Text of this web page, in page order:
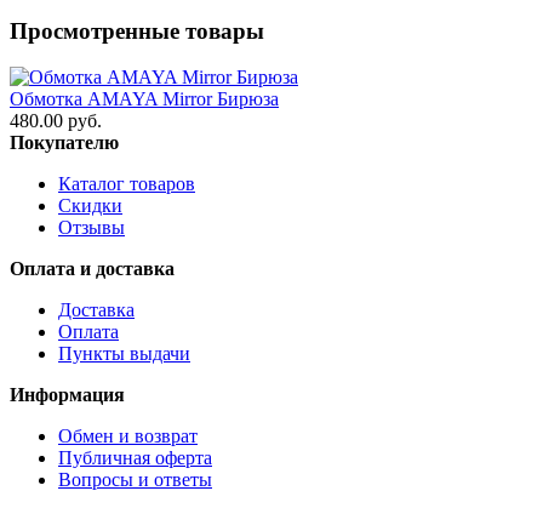
Просмотренные товары
Обмотка AMAYA Mirror Бирюза
480.00 руб.
Покупателю
Каталог товаров
Скидки
Отзывы
Оплата и доставка
Доставка
Оплата
Пункты выдачи
Информация
Обмен и возврат
Публичная оферта
Вопросы и ответы